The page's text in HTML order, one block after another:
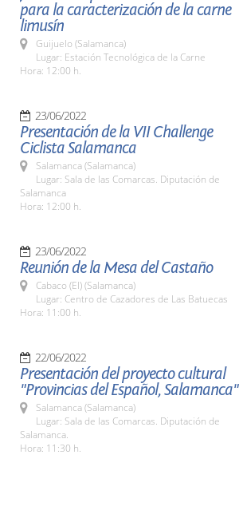
para la caracterización de la carne
limusín
Guijuelo (Salamanca)
Lugar: Estación Tecnológica de la Carne
Hora: 12:00 h.
23/06/2022
Presentación de la VII Challenge
Ciclista Salamanca
Salamanca (Salamanca)
Lugar: Sala de las Comarcas. Diputación de
Salamanca
Hora: 12:00 h.
23/06/2022
Reunión de la Mesa del Castaño
Cabaco (El) (Salamanca)
Lugar: Centro de Cazadores de Las Batuecas
Hora: 11:00 h.
22/06/2022
Presentación del proyecto cultural
"Provincias del Español, Salamanca"
Salamanca (Salamanca)
Lugar: Sala de las Comarcas. Diputación de
Salamanca.
Hora: 11:30 h.